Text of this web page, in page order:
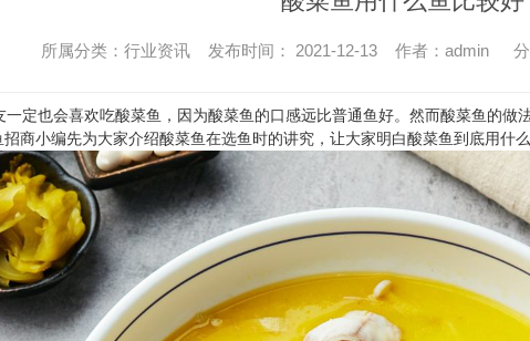
所属分类：行业资讯 发布时间： 2021-12-13 作者：admin
定也会喜欢吃酸菜鱼，因为酸菜鱼的口感远比普通鱼好。然而酸菜鱼的做
招商小编先为大家介绍酸菜鱼在选鱼时的讲究，让大家明白酸菜鱼到底用什